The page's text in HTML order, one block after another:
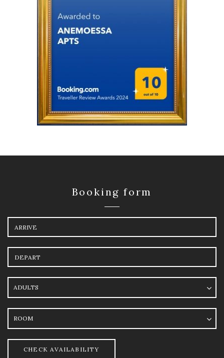
Booking form
Arrival
Departure
Adults
Room
CHECK AVAILABILITY